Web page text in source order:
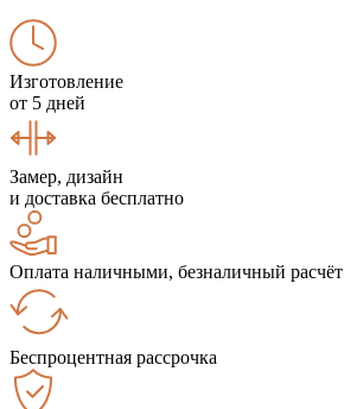
Изготовление
от 5 дней
Замер, дизайн
и доставка бесплатно
Оплата наличными, безналичный расчёт
Беспроцентная рассрочка